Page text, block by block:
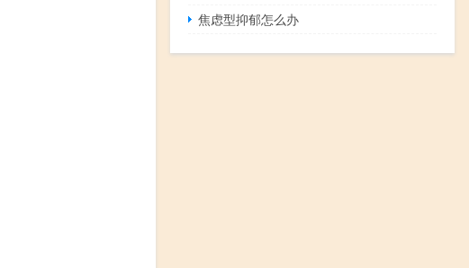
焦虑型抑郁怎么办